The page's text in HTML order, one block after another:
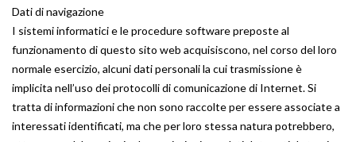
Dati di navigazione
I sistemi informatici e le procedure software preposte al
funzionamento di questo sito web acquisiscono, nel corso del loro
normale esercizio, alcuni dati personali la cui trasmissione è
implicita nell’uso dei protocolli di comunicazione di Internet. Si
tratta di informazioni che non sono raccolte per essere associate a
interessati identificati, ma che per loro stessa natura potrebbero,